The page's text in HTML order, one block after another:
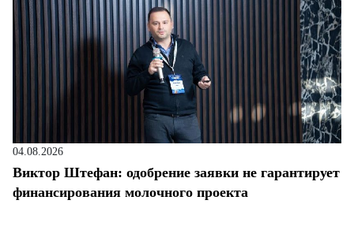
04.08.2026
Виктор Штефан: одобрение заявки не гарантирует
финансирования молочного проекта